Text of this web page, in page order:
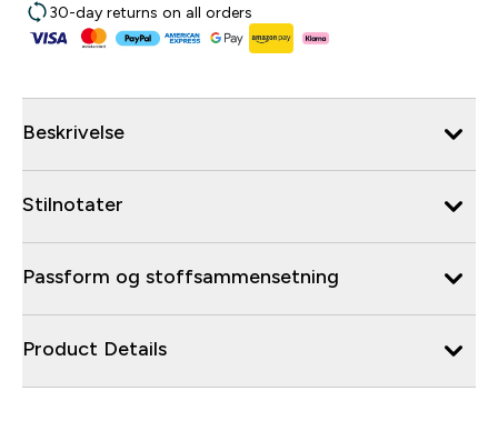
30-day returns on all orders
Beskrivelse
Stilnotater
Passform og stoffsammensetning
Product Details